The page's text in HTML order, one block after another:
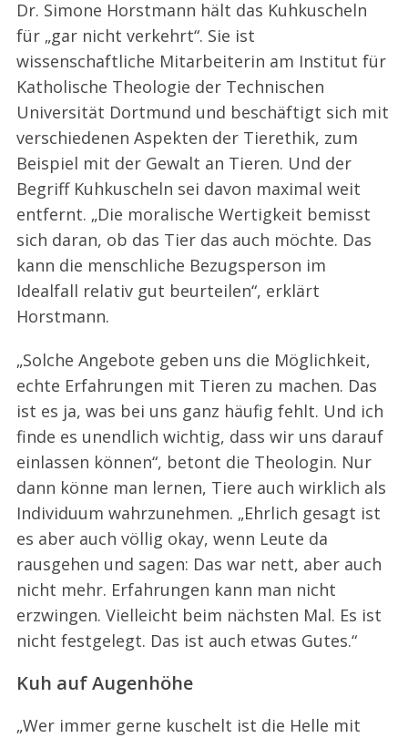
Dr. Simone Horstmann hält das Kuhkuscheln
für „gar nicht verkehrt“. Sie ist
wissenschaftliche Mitarbeiterin am Institut für
Katholische Theologie der Technischen
Universität Dortmund und beschäftigt sich mit
verschiedenen Aspekten der Tierethik, zum
Beispiel mit der Gewalt an Tieren. Und der
Begriff Kuhkuscheln sei davon maximal weit
entfernt. „Die moralische Wertigkeit bemisst
sich daran, ob das Tier das auch möchte. Das
kann die menschliche Bezugsperson im
Idealfall relativ gut beurteilen“, erklärt
Horstmann.
„Solche Angebote geben uns die Möglichkeit,
echte Erfahrungen mit Tieren zu machen. Das
ist es ja, was bei uns ganz häufig fehlt. Und ich
finde es unendlich wichtig, dass wir uns darauf
einlassen können“, betont die Theologin. Nur
dann könne man lernen, Tiere auch wirklich als
Individuum wahrzunehmen. „Ehrlich gesagt ist
es aber auch völlig okay, wenn Leute da
rausgehen und sagen: Das war nett, aber auch
nicht mehr. Erfahrungen kann man nicht
erzwingen. Vielleicht beim nächsten Mal. Es ist
nicht festgelegt. Das ist auch etwas Gutes.“
Kuh auf Augenhöhe
„Wer immer gerne kuschelt ist die Helle mit